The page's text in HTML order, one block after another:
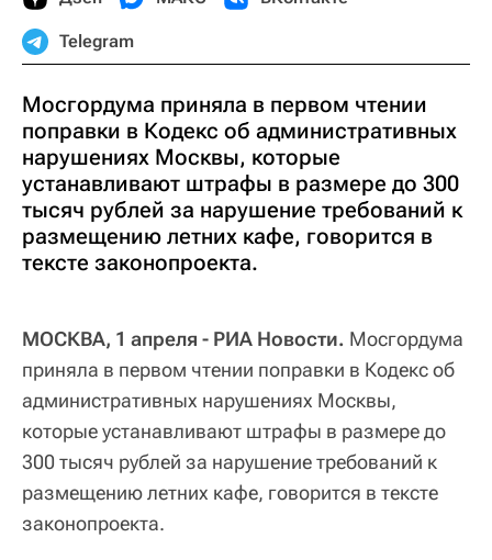
Telegram
Мосгордума приняла в первом чтении
поправки в Кодекс об административных
нарушениях Москвы, которые
устанавливают штрафы в размере до 300
тысяч рублей за нарушение требований к
размещению летних кафе, говорится в
тексте законопроекта.
МОСКВА, 1 апреля - РИА Новости. Мосгордума
приняла в первом чтении поправки в Кодекс об
административных нарушениях Москвы,
которые устанавливают штрафы в размере до
300 тысяч рублей за нарушение требований к
размещению летних кафе, говорится в тексте
законопроекта.